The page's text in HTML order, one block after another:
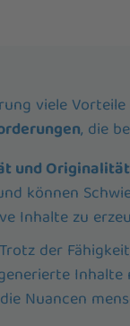
viele
, die
und
können
Inhalte zu
Trotz der
Nuancen